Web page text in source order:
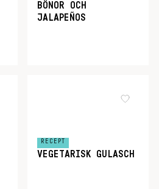
BÖNOR OCH
JALAPEÑOS
RECEPT
VEGETARISK GULASCH